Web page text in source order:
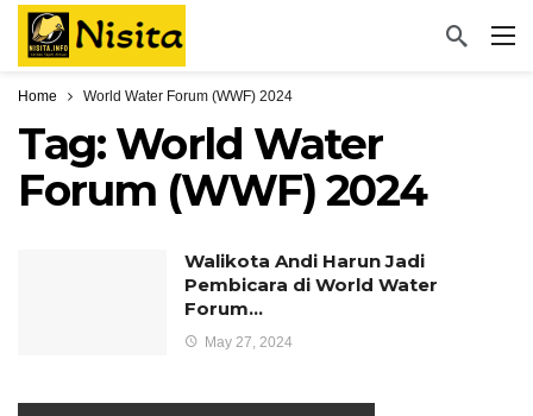
Home World Water Forum (WWF) 2024
Tag: World Water
Forum (WWF) 2024
Walikota Andi Harun Jadi
Pembicara di World Water
Forum…
May 27, 2024